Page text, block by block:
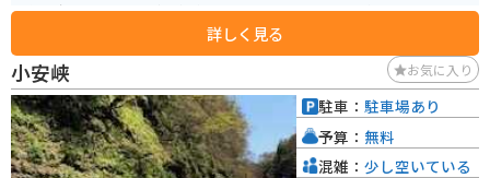
ー滑り台のあるオランダ風車が目印の長沼フートピア公園があります。コロ
ナの影響でここ数年は行われておりませんが、春には風土マラソンという登
米市の特産品を味わいながら走るマラソン大会も開かれます。
詳しく見る
小安峡 お気に入り
駐車： 駐車場あり
予算： 無料
混雑： 少し空いている